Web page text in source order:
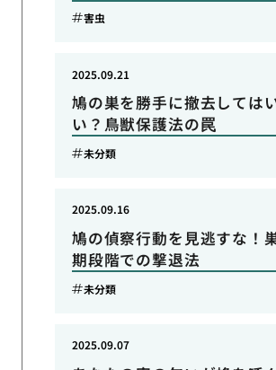
害虫
鳩の巣を勝手に撤去しては
い？鳥獣保護法の罠
2025.09.21
未分類
鳩の偵察行動を見逃すな！
期段階での撃退法
2025.09.16
未分類
2025.09.07